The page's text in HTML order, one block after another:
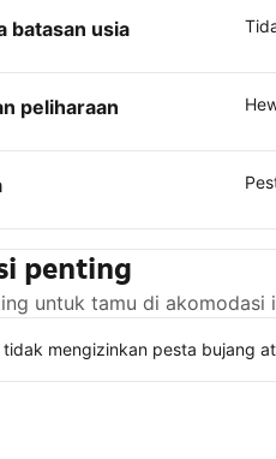
batasan usia
peliharaan
penting
untuk tamu di akomodasi
mengizinkan pesta bujang